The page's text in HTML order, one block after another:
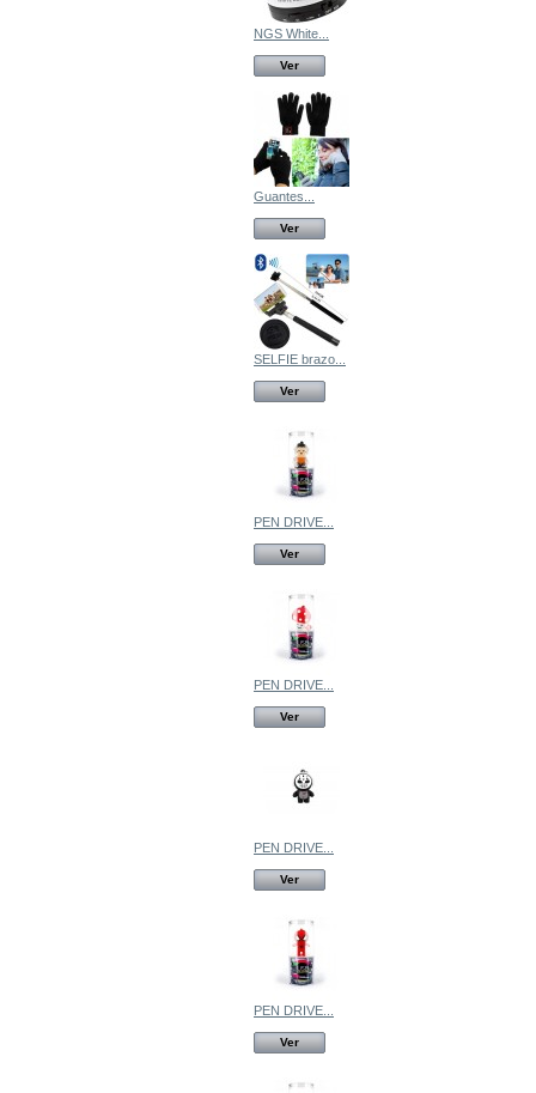
NGS White...
Ver
Guantes...
Ver
SELFIE brazo...
Ver
PEN DRIVE...
Ver
PEN DRIVE...
Ver
PEN DRIVE...
Ver
PEN DRIVE...
Ver